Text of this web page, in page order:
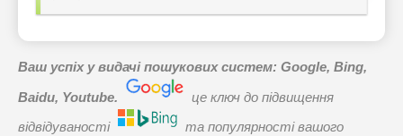
Ваш успіх у видачі пошукових систем: Google, Bing,
Baidu, Youtube.
це ключ до підвищення
відвідуваності
та популярності вашого